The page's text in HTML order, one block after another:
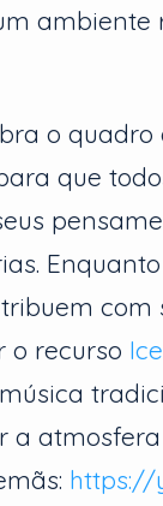
ambiente
o quadro
que
com
o recurso
a
https://